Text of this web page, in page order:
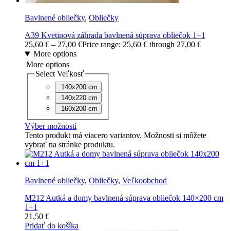
Bavlnené obliečky, Obliečky
A39 Kvetinová záhrada bavlnená súprava obliečok 1+1
25,60 € – 27,00 €Price range: 25,60 € through 27,00 €
More options
More options
Select Veľkosť
140x200 cm
140x220 cm
160x200 cm
Výber možností
Tento produkt má viacero variantov. Možnosti si môžete
vybrať na stránke produktu.
Bavlnené obliečky, Obliečky, Veľkoobchod
M212 Autká a domy bavlnená súprava obliečok 140×200 cm
1+1
21,50 €
Pridať do košíka